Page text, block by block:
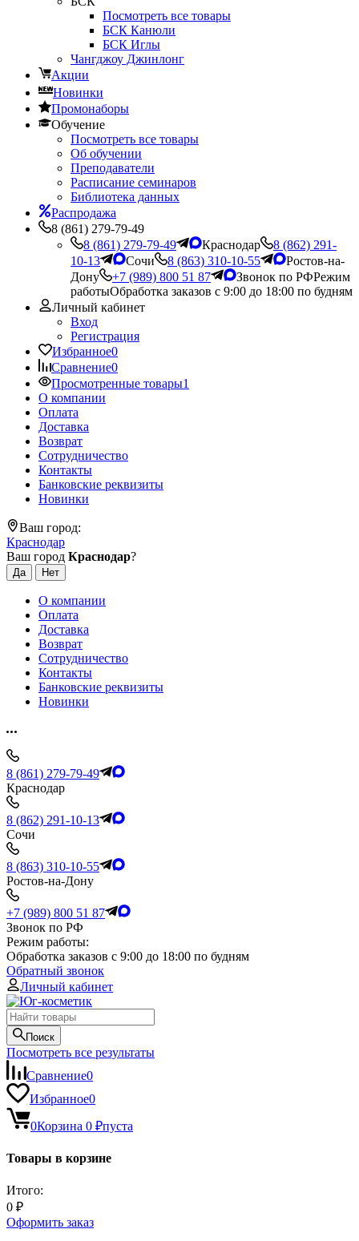
Посмотреть все товары
БСК Канюли
БСК Иглы
Чангджоу Джинлонг
Акции
Новинки
Промонаборы
Обучение
Посмотреть все товары
Об обучении
Преподаватели
Расписание семинаров
Библиотека данных
Распродажа
8 (861) 279-79-49
8 (861) 279-79-49
Краснодар
8 (862) 291-
10-13
Сочи 8 (863) 310-10-55
Ростов-на-
Дону
+7 (989) 800 51 87 Звонок по РФРежим
работыОбработка заказов с 9:00 до 18:00 по будням
Личный кабинет
Вход
Регистрация
Избранное0
Сравнение0
Просмотренные товары1
О компании
Оплата
Доставка
Возврат
Сотрудничество
Контакты
Банковские реквизиты
Новинки
Ваш город:
Краснодар
Ваш город Краснодар?
О компании
Оплата
Доставка
Возврат
Сотрудничество
Контакты
Банковские реквизиты
Новинки
8 (861) 279-79-49
Краснодар
8 (862) 291-10-13
Сочи
8 (863) 310-10-55
Ростов-на-Дону
+7 (989) 800 51 87
Звонок по РФ
Режим работы:
Обработка заказов с 9:00 до 18:00 по будням
Обратный звонок
Личный кабинет
Поиск
Посмотреть все результаты
Сравнение0
Избранное0
0Корзина 0 ₽пуста
Товары в корзине
Итого:
0 ₽
Оформить заказ